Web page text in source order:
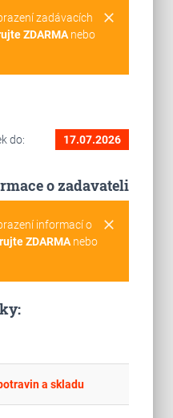
clear
zadávacích
ZDARMAnebo
do: 17.07.2026
o zadavateli
clear
informací o
ZDARMAnebo
a skladu